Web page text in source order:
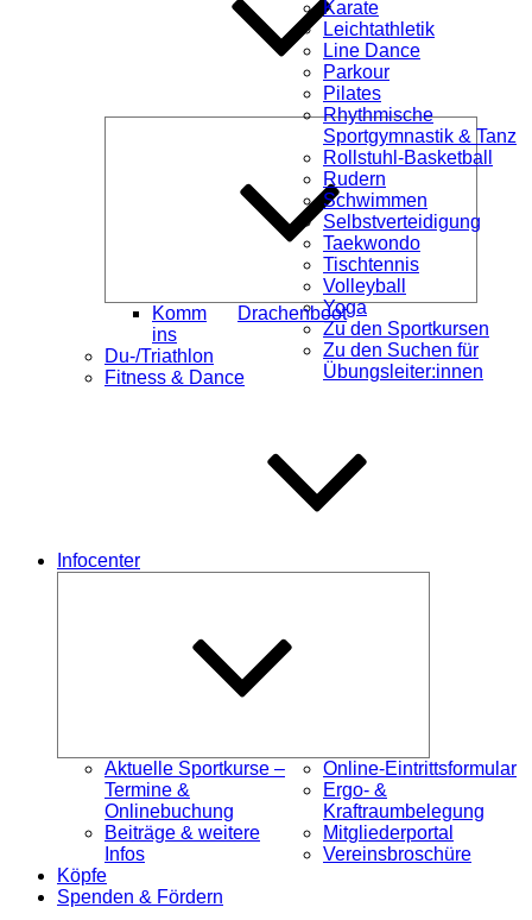
öffnen
Komm
ins
Drachenboot
Du-/Triathlon
Fitness & Dance
Karate
Leichtathletik
Line Dance
Parkour
Pilates
Rhythmische
Sportgymnastik & Tanz
Rollstuhl-Basketball
Rudern
Schwimmen
Selbstverteidigung
Taekwondo
Tischtennis
Volleyball
Yoga
Zu den Sportkursen
Zu den Suchen für
Übungsleiter:innen
Infocenter
Aktuelle Sportkurse –
Termine &
Onlinebuchung
Beiträge & weitere
Infos
Online-Eintrittsformular
Ergo- &
Kraftraumbelegung
Mitgliederportal
Vereinsbroschüre
Köpfe
Spenden & Fördern